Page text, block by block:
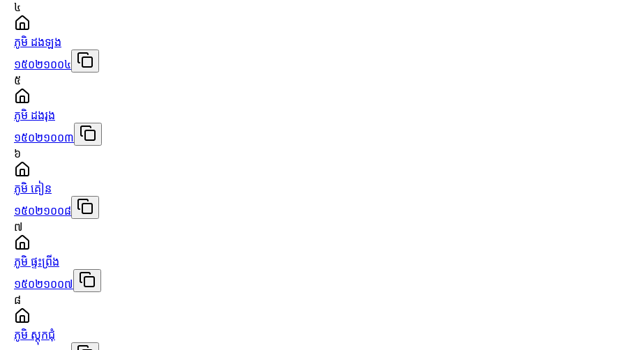
៤
ភូមិ ដងឡង
១៥០២១០០៤
៥
ភូមិ ដងរុង
១៥០២១០០៣
៦
ភូមិ គៀន
១៥០២១០០៨
៧
ភូមិ ផ្ទះព្រីង
១៥០២១០០៧
៨
ភូមិ ស្ដុកជុំ